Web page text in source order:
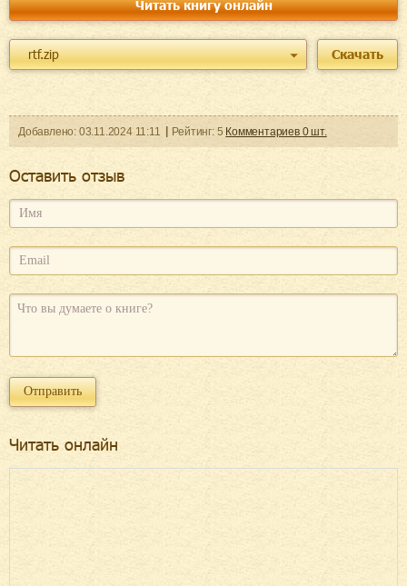
Читать книгу онлайн
rtf.zip Скачать
Добавленo: 03.11.2024 11:11 Рейтинг: 5 Комментариев 0шт.
Оcтавить отзыв
Читать онлайн